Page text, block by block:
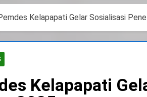
Kelapapati Gelar Sosialisasi
Kelapapati